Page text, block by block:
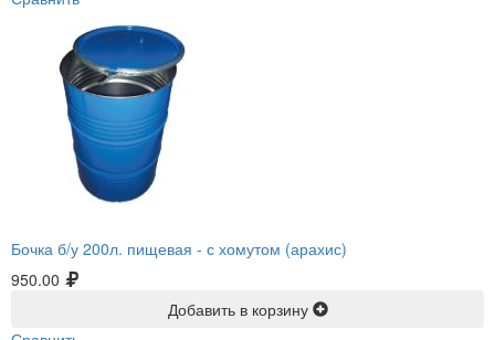
Бочка б/у 200л. пищевая - с хомутом (арахис)
950.00
Добавить в корзину